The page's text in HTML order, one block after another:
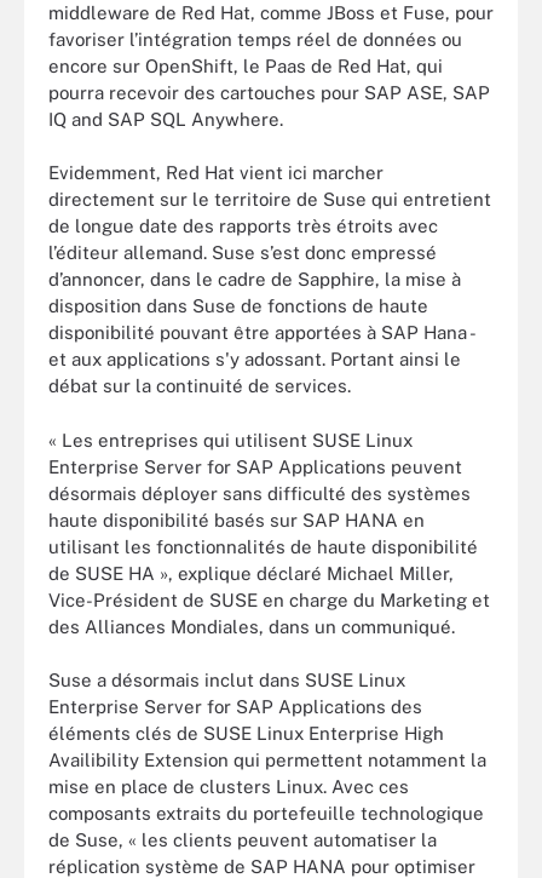
middleware de Red Hat, comme JBoss et Fuse, pour
favoriser l’intégration temps réel de données ou
encore sur OpenShift, le Paas de Red Hat, qui
pourra recevoir des cartouches pour SAP ASE, SAP
IQ and SAP SQL Anywhere.
Evidemment, Red Hat vient ici marcher
directement sur le territoire de Suse qui entretient
de longue date des rapports très étroits avec
l’éditeur allemand. Suse s’est donc empressé
d’annoncer, dans le cadre de Sapphire, la mise à
disposition dans Suse de fonctions de haute
disponibilité pouvant être apportées à SAP Hana -
et aux applications s'y adossant. Portant ainsi le
débat sur la continuité de services.
« Les entreprises qui utilisent SUSE Linux
Enterprise Server for SAP Applications peuvent
désormais déployer sans difficulté des systèmes
haute disponibilité basés sur SAP HANA en
utilisant les fonctionnalités de haute disponibilité
de SUSE HA », explique déclaré Michael Miller,
Vice-Président de SUSE en charge du Marketing et
des Alliances Mondiales, dans un communiqué.
Suse a désormais inclut dans SUSE Linux
Enterprise Server for SAP Applications des
éléments clés de SUSE Linux Enterprise High
Availibility Extension qui permettent notamment la
mise en place de clusters Linux. Avec ces
composants extraits du portefeuille technologique
de Suse, « les clients peuvent automatiser la
réplication système de SAP HANA pour optimiser